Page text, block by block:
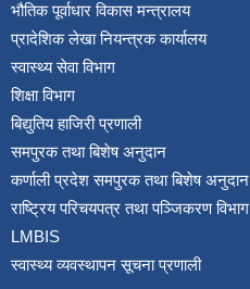
भौतिक पूर्वाधार विकास मन्त्रालय
प्रादेशिक लेखा नियन्त्रक कार्यालय
स्वास्थ्य सेवा विभाग
शिक्षा विभाग
बिद्युतिय हाजिरी प्रणाली
समपुरक तथा बिशेष अनुदान
कर्णाली प्रदेश समपुरक तथा बिशेष अनुदान
राष्ट्रिय परिचयपत्र तथा पञ्जिकरण विभाग
LMBIS
स्वास्थ्य व्यवस्थापन सूचना प्रणाली